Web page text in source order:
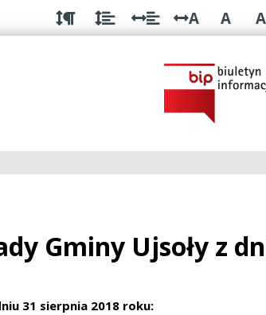
A A
Gminy Ujsoły z
31 sierpnia 2018 roku: